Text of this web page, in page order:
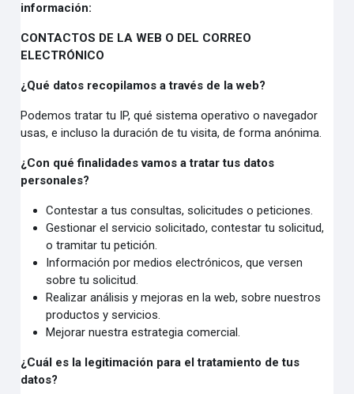
información:
CONTACTOS DE LA WEB O DEL CORREO
ELECTRÓNICO
¿Qué datos recopilamos a través de la web?
Podemos tratar tu IP, qué sistema operativo o navegador
usas, e incluso la duración de tu visita, de forma anónima.
¿Con qué finalidades vamos a tratar tus datos
personales?
Contestar a tus consultas, solicitudes o peticiones.
Gestionar el servicio solicitado, contestar tu solicitud,
o tramitar tu petición.
Información por medios electrónicos, que versen
sobre tu solicitud.
Realizar análisis y mejoras en la web, sobre nuestros
productos y servicios.
Mejorar nuestra estrategia comercial.
¿Cuál es la legitimación para el tratamiento de tus
datos?